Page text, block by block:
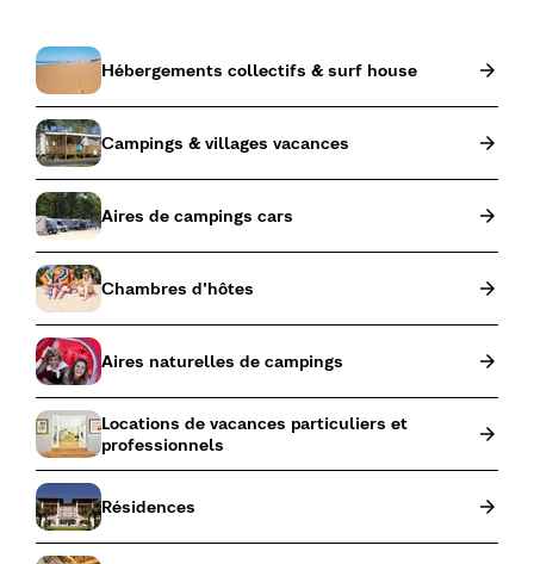
Hébergements collectifs & surf house
Campings & villages vacances
Aires de campings cars
Chambres d'hôtes
Aires naturelles de campings
Locations de vacances particuliers et
professionnels
Résidences